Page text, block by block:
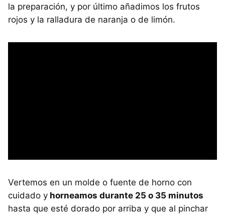
la preparación, y por último añadimos los frutos
rojos y la ralladura de naranja o de limón.
Vertemos en un molde o fuente de horno con
cuidado y horneamos durante 25 o 35 minutos
hasta que esté dorado por arriba y que al pinchar